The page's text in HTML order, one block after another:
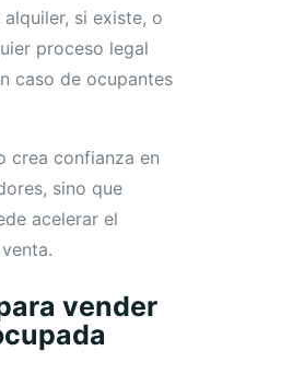
si existe, o
proceso legal
caso de ocupantes
crea confianza en
sino que
acelerar el
vender